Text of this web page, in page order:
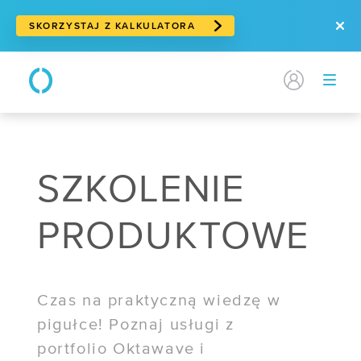
SKORZYSTAJ Z KALKULATORA
/ Cloud storage
/ Storage obiektowy
/ Traffic Manager
SZKOLENIE
PRODUKTOWE
Czas na praktyczną wiedzę w
pigułce! Poznaj usługi z
portfolio Oktawave i